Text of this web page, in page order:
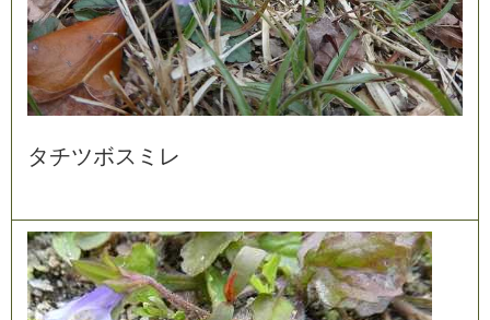
タチツボス ミ レ